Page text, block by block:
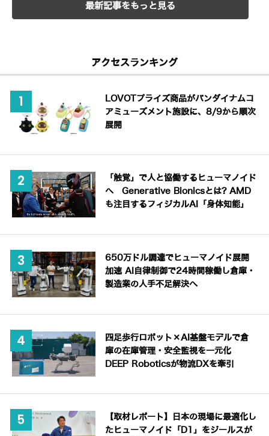
最新記事をもっと見る
アクセスランキング
LOVOTプライズ商品がバンダイナムコ
アミューズメント施設に、8/9から順次
展開
「触覚」で人と協働するヒューマノイド
へ Generative Bionicsとは? AMD
も注目するフィジカルAI「身体知能」
650万ドル調達でヒューマノイド展開
加速 AI自律制御で24時間稼働し倉庫・
製造業の人手不足解決へ
四足歩行ロボット×AI基盤モデルで倉
庫の在庫管理・安全監視を一元化
DEEP Roboticsが物流DXを牽引
【取材レポート】日本の現場に最適化し
たヒューマノイド「D1」をジールスが